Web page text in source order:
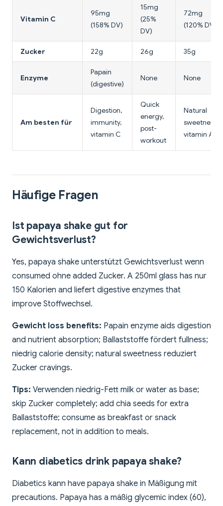
Vitamin C
95mg
(158% DV)
15mg
(25%
DV)
72mg
(120% DV)
Zucker 22g 26g 35g
Enzyme
Papain
(digestive)
None None
Am besten für
Digestion,
immunity,
vitamin C
Quick
energy,
post-
workout
Natural
sweetness,
vitamin A
Häufige Fragen
Ist papaya shake gut for
Gewichtsverlust?
Yes, papaya shake unterstützt Gewichtsverlust wenn
consumed ohne added Zucker. A 250ml glass has nur
150 Kalorien and liefert digestive enzymes that
improve Stoffwechsel.
Gewicht loss benefits: Papain enzyme aids digestion
and nutrient absorption; Ballaststoffe fördert fullness;
niedrig calorie density; natural sweetness reduziert
Zucker cravings.
Tips: Verwenden niedrig-Fett milk or water as base;
skip Zucker completely; add chia seeds for extra
Ballaststoffe; consume as breakfast or snack
replacement, not in addition to meals.
Kann diabetics drink papaya shake?
Diabetics kann have papaya shake in Mäßigung mit
precautions. Papaya has a mäßig glycemic index (60),